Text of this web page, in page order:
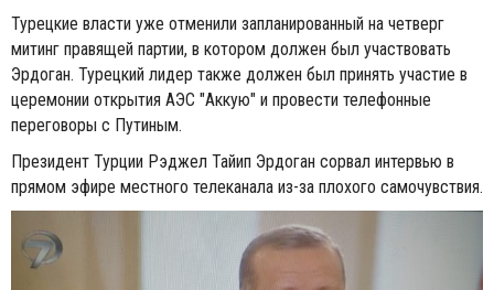
Турецкие власти уже отменили запланированный на четверг
митинг правящей партии, в котором должен был участвовать
Эрдоган. Турецкий лидер также должен был принять участие в
церемонии открытия АЭС "Аккую" и провести телефонные
переговоры с Путиным.
Президент Турции Рэджел Тайип Эрдоган сорвал интервью в
прямом эфире местного телеканала из-за плохого самочувствия.